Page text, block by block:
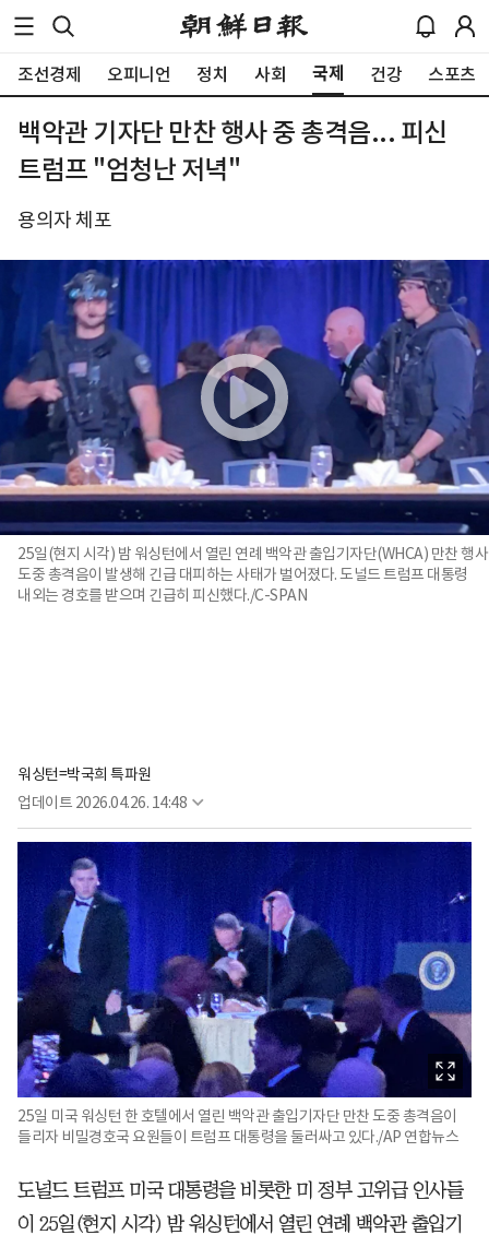
조선경제 오피니언 정치 사회 국제 건강 스포츠
백악관 기자단 만찬 행사 중 총격음... 피신
트럼프 "엄청난 저녁"
용의자 체포
25일(현지 시각) 밤 워싱턴에서 열린 연례 백악관 출입기자단(WHCA) 만찬 행사
도중 총격음이 발생해 긴급 대피하는 사태가 벌어졌다. 도널드 트럼프 대통령
내외는 경호를 받으며 긴급히 피신했다./C-SPAN
워싱턴=박국희 특파원
업데이트 2026.04.26. 14:48
25일 미국 워싱턴 한 호텔에서 열린 백악관 출입기자단 만찬 도중 총격음이
들리자 비밀경호국 요원들이 트럼프 대통령을 둘러싸고 있다./AP 연합뉴스
도널드 트럼프 미국 대통령을 비롯한 미 정부 고위급 인사들
이 25일(현지 시각) 밤 워싱턴에서 열린 연례 백악관 출입기